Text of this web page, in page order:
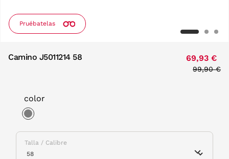
Pruébatelas
Camino J5011214 58 69,93 €
Price
99,90 €
color
Talla / Calibre